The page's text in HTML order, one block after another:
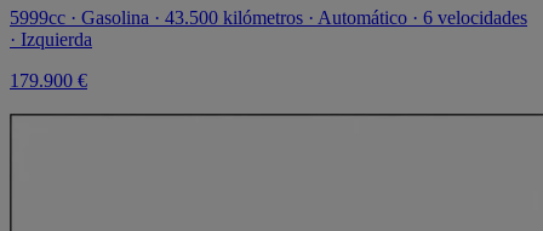
5999cc · Gasolina · 43.500 kilómetros · Automático · 6 velocidades
· Izquierda
179.900 €